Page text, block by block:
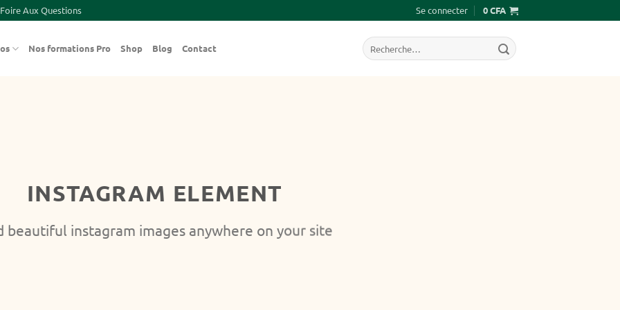
Foire Aux Questions Se connecter 0CFA
Nos formations Pro Shop Blog Contact
Recherche
pour :
INSTAGRAM ELEMENT
beautiful instagram images anywhere on your site